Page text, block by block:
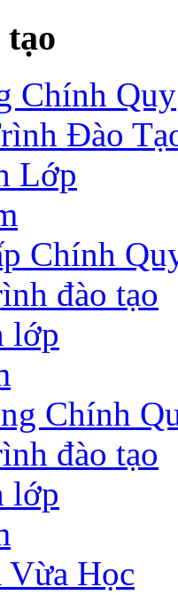
Chính Quy
Đào
Lớp
Chính
đào tạo
lớp
Chính
đào tạo
lớp
Vừa Học